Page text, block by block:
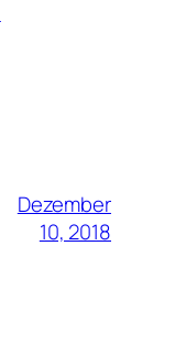
Dezember
10, 2018